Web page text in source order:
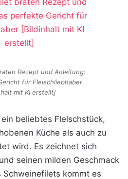
Rezept und Anleitung:
für Fleischliebhaber
mit KI erstellt]
beliebtes Fleischstück,
Küche als auch zu
wird. Es zeichnet sich
seinen milden Geschmack
Schweinefilets kommt es